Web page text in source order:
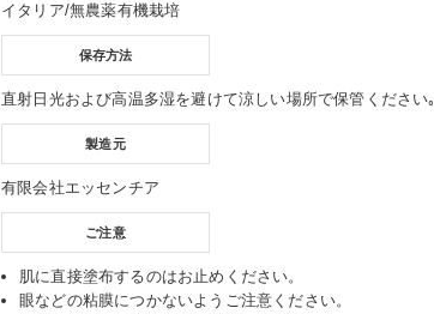
イタリア/無農薬有機栽培
保存方法
直射日光および高温多湿を避けて涼しい場所で保管ください｡
製造元
有限会社エッセンチア
ご注意
肌に直接塗布するのはお止めください。
眼などの粘膜につかないようご注意ください。